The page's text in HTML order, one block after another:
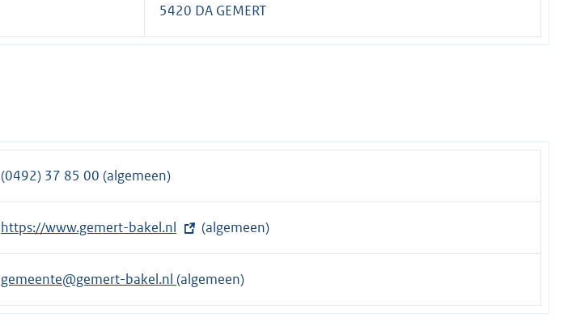
5420 DA GEMERT
(0492) 37 85 00 (algemeen)
E
x
e
r
https://www.gemert-bakel.nl (algemeen)
gemeente@gemert-bakel.nl (algemeen)